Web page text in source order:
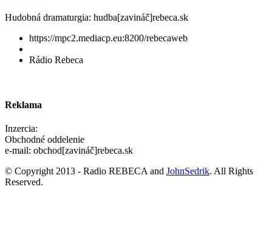
Hudobná dramaturgia: hudba[zavináč]rebeca.sk
https://mpc2.mediacp.eu:8200/rebecaweb
Rádio Rebeca
Reklama
Inzercia:
Obchodné oddelenie
e-mail: obchod[zavináč]rebeca.sk
© Copyright 2013 - Radio REBECA and JohnSedrik. All Rights
Reserved.